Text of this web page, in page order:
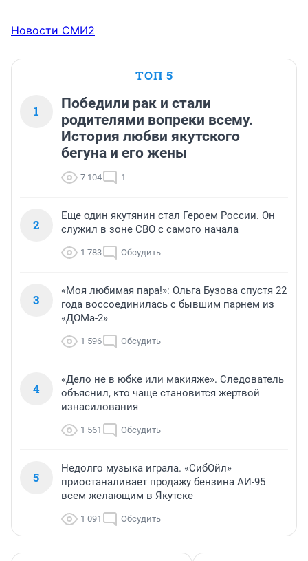
Новости СМИ2
ТОП 5
1
Победили рак и стали
родителями вопреки всему.
История любви якутского
бегуна и его жены
7 104 1
2
Еще один якутянин стал Героем России. Он
служил в зоне СВО с самого начала
1 783 Обсудить
3
«Моя любимая пара!»: Ольга Бузова спустя 22
года воссоединилась с бывшим парнем из
«ДОМа-2»
1 596 Обсудить
4
«Дело не в юбке или макияже». Следователь
объяснил, кто чаще становится жертвой
изнасилования
1 561 Обсудить
5
Недолго музыка играла. «СибОйл»
приостаналивает продажу бензина АИ-95
всем желающим в Якутске
1 091 Обсудить